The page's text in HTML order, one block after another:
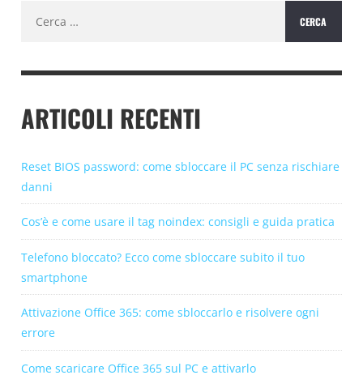
per:
ARTICOLI RECENTI
Reset BIOS password: come sbloccare il PC senza rischiare
danni
Cos’è e come usare il tag noindex: consigli e guida pratica
Telefono bloccato? Ecco come sbloccare subito il tuo
smartphone
Attivazione Office 365: come sbloccarlo e risolvere ogni
errore
Come scaricare Office 365 sul PC e attivarlo